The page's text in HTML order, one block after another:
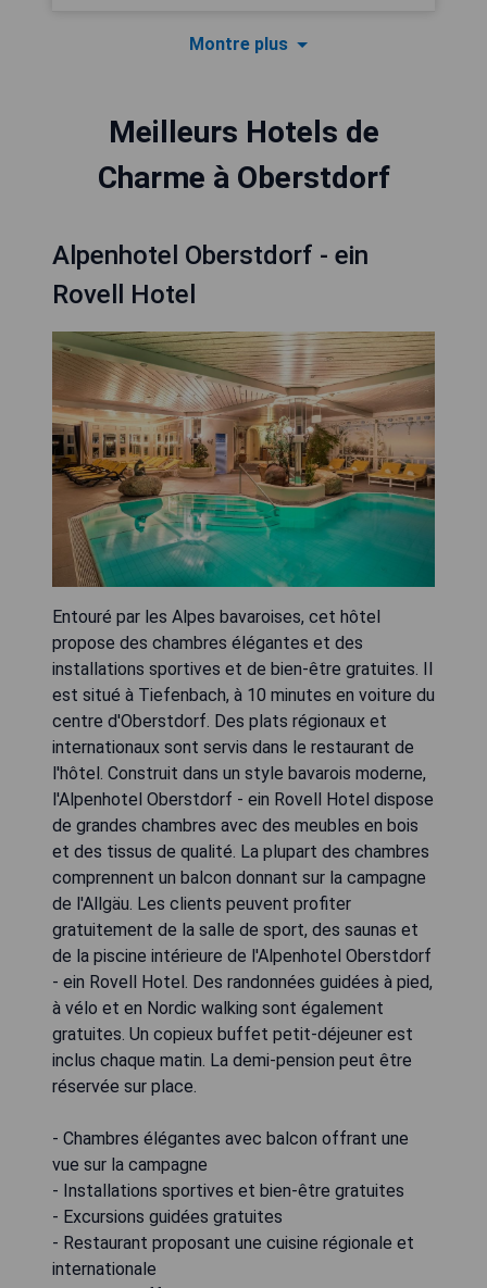
Montre plus
Meilleurs Hotels de
Charme à Oberstdorf
Alpenhotel Oberstdorf - ein
Rovell Hotel
Entouré par les Alpes bavaroises, cet hôtel
propose des chambres élégantes et des
installations sportives et de bien-être gratuites. Il
est situé à Tiefenbach, à 10 minutes en voiture du
centre d'Oberstdorf. Des plats régionaux et
internationaux sont servis dans le restaurant de
l'hôtel. Construit dans un style bavarois moderne,
l'Alpenhotel Oberstdorf - ein Rovell Hotel dispose
de grandes chambres avec des meubles en bois
et des tissus de qualité. La plupart des chambres
comprennent un balcon donnant sur la campagne
de l'Allgäu. Les clients peuvent profiter
gratuitement de la salle de sport, des saunas et
de la piscine intérieure de l'Alpenhotel Oberstdorf
- ein Rovell Hotel. Des randonnées guidées à pied,
à vélo et en Nordic walking sont également
gratuites. Un copieux buffet petit-déjeuner est
inclus chaque matin. La demi-pension peut être
réservée sur place.
- Chambres élégantes avec balcon offrant une
vue sur la campagne
- Installations sportives et bien-être gratuites
- Excursions guidées gratuites
- Restaurant proposant une cuisine régionale et
internationale